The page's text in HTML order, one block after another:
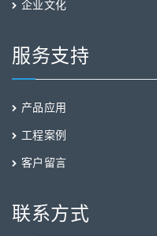
企业文化
服务支持
产品应用
工程案例
客户留言
联系方式